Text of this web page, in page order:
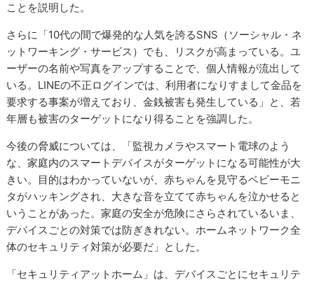
ことを説明した。
さらに「10代の間で爆発的な人気を誇るSNS（ソーシャル・ネ
ットワーキング・サービス）でも、リスクが高まっている。ユ
ーザーの名前や写真をアップすることで、個人情報が流出して
いる。LINEの不正ログインでは、利用者になりすまして金品を
要求する事案が増えており、金銭被害も発生している」と、若
年層も被害のターゲットになり得ることを強調した。
今後の脅威については、「監視カメラやスマート電球のよう
な、家庭内のスマートデバイスがターゲットになる可能性が大
きい。目的はわかっていないが、赤ちゃんを見守るベビーモニ
タがハッキングされ、大きな音を立てて赤ちゃんを泣かせると
いうことがあった。家庭の安全が危険にさらされているいま、
デバイスごとの対策では防ぎきれない。ホームネットワーク全
体のセキュリティ対策が必要だ」とした。
「セキュリティアットホーム」は、デバイスごとにセキュリテ